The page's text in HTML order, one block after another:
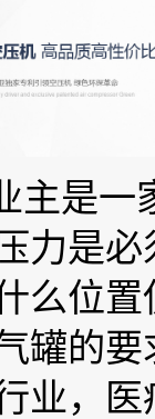
主是一
力是
么位
罐的
业，